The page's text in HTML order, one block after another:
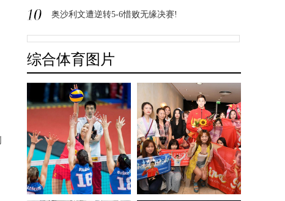
奥沙利文遭逆转5-6惜败无缘决赛!
综合体育图片